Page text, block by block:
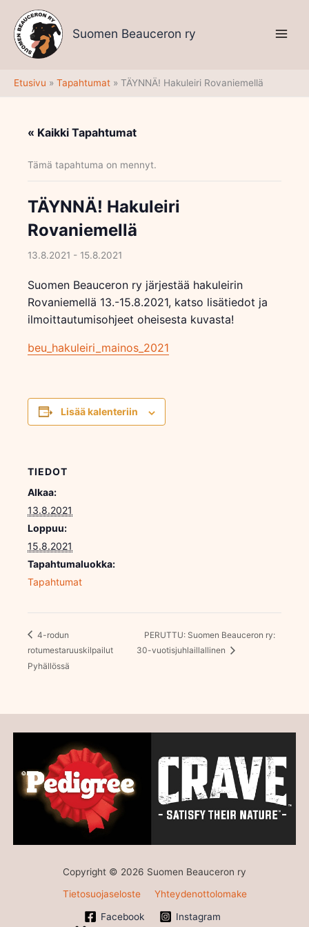
sisältöön
Suomen Beauceron ry
Etusivu Tapahtumat TÄYNNÄ! Hakuleiri Rovaniemellä
« Kaikki Tapahtumat
Tämä tapahtuma on mennyt.
TÄYNNÄ! Hakuleiri
Rovaniemellä
13.8.2021 - 15.8.2021
Suomen Beauceron ry järjestää hakuleirin
Rovaniemellä 13.-15.8.2021, katso lisätiedot ja
ilmoittautumisohjeet oheisesta kuvasta!
beu_hakuleiri_mainos_2021
Lisää kalenteriin
TIEDOT
Alkaa:
13.8.2021
Loppuu:
15.8.2021
Tapahtumaluokka:
Tapahtumat
4-rodun
rotumestaruuskilpailut
Pyhällössä
PERUTTU: Suomen Beauceron ry:
30-vuotisjuhlaillallinen
Copyright © 2026 Suomen Beauceron ry
Tietosuojaseloste
Yhteydenottolomake
Facebook
Instagram